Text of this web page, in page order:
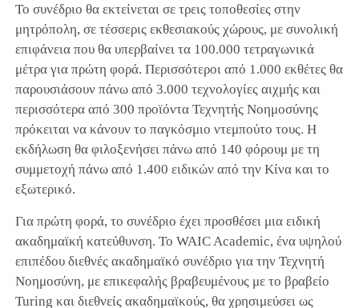
Το συνέδριο θα εκτείνεται σε τρεις τοποθεσίες στην
μητρόπολη, σε τέσσερις εκθεσιακούς χώρους, με συνολική
επιφάνεια που θα υπερβαίνει τα 100.000 τετραγωνικά
μέτρα για πρώτη φορά. Περισσότεροι από 1.000 εκθέτες θα
παρουσιάσουν πάνω από 3.000 τεχνολογίες αιχμής και
περισσότερα από 300 προϊόντα Τεχνητής Νοημοσύνης
πρόκειται να κάνουν το παγκόσμιο ντεμπούτο τους. Η
εκδήλωση θα φιλοξενήσει πάνω από 140 φόρουμ με τη
συμμετοχή πάνω από 1.400 ειδικών από την Κίνα και το
εξωτερικό.
Για πρώτη φορά, το συνέδριο έχει προσθέσει μια ειδική
ακαδημαϊκή κατεύθυνση. Το WAIC Academic, ένα υψηλού
επιπέδου διεθνές ακαδημαϊκό συνέδριο για την Τεχνητή
Νοημοσύνη, με επικεφαλής βραβευμένους με το βραβείο
Turing και διεθνείς ακαδημαϊκούς, θα χρησιμεύσει ως